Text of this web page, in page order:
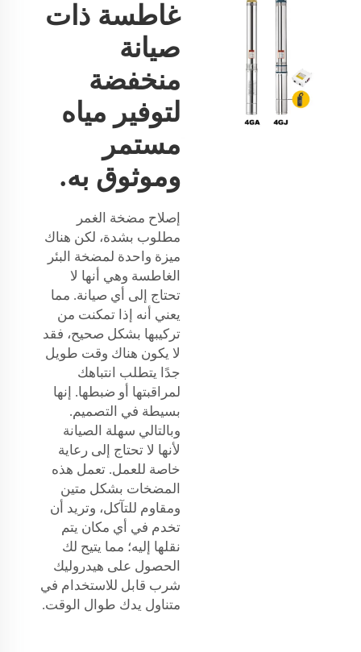
غاطسة ذات
صيانة
منخفضة
لتوفير مياه
مستمر
وموثوق به.
إصلاح مضخة الغمر
مطلوب بشدة، لكن هناك
ميزة واحدة لمضخة البئر
الغاطسة وهي أنها لا
تحتاج إلى أي صيانة. مما
يعني أنه إذا تمكنت من
تركيبها بشكل صحيح، فقد
لا يكون هناك وقت طويل
جدًا يتطلب انتباهك
لمراقبتها أو ضبطها. إنها
بسيطة في التصميم.
وبالتالي سهلة الصيانة
لأنها لا تحتاج إلى رعاية
خاصة للعمل. تعمل هذه
المضخات بشكل متين
ومقاوم للتآكل، وتريد أن
تخدم في أي مكان يتم
نقلها إليه؛ مما يتيح لك
الحصول على هيدروليك
شرب قابل للاستخدام في
متناول يدك طوال الوقت.